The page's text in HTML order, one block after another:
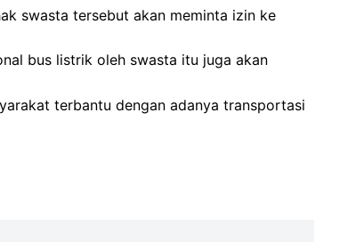
swasta tersebut akan meminta izin ke
bus listrik oleh swasta itu juga akan
terbantu dengan adanya transportasi